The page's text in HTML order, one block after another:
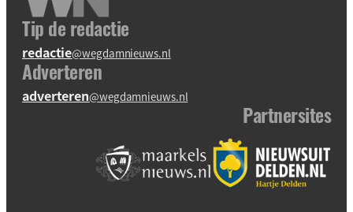
Tip de redactie
redactie@wegdamnieuws.nl
Adverteren
adverteren@wegdamnieuws.nl
Partnersites